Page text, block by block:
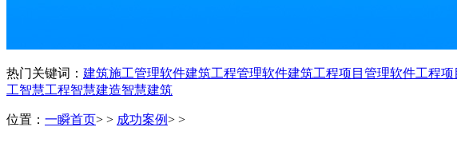
热门关键词： 建筑施工管理软件建筑工程管理软件建筑工程项目管理软件工程
工智慧工程智慧建造智慧建筑
位置： 一瞬首页> > 成功案例> >